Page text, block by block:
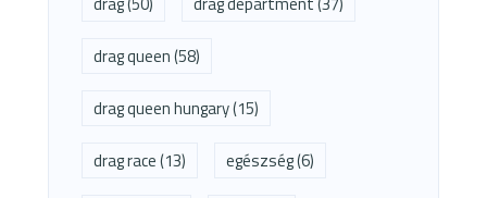
drag queen(58)
drag queen hungary(15)
drag race(13) egészség(6)